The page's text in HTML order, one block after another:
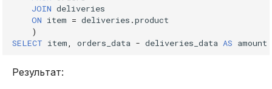
JOIN deliveries
ON item = deliveries .product
)
SELECT item orders_data - deliveries_data AS amount
Результат: